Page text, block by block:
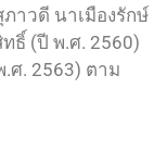
าวดี นาเมืองรักษ์
ธิ์ (ปี พ.ศ. 2560)
.ศ. 2563) ตาม